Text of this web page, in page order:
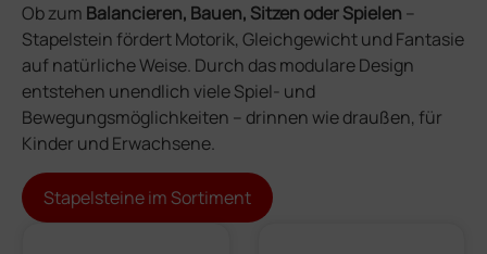
Ob zum Balancieren, Bauen, Sitzen oder Spielen –
Stapelstein fördert Motorik, Gleichgewicht und Fantasie
auf natürliche Weise. Durch das modulare Design
entstehen unendlich viele Spiel- und
Bewegungsmöglichkeiten – drinnen wie draußen, für
Kinder und Erwachsene.
Stapelsteine im Sortiment